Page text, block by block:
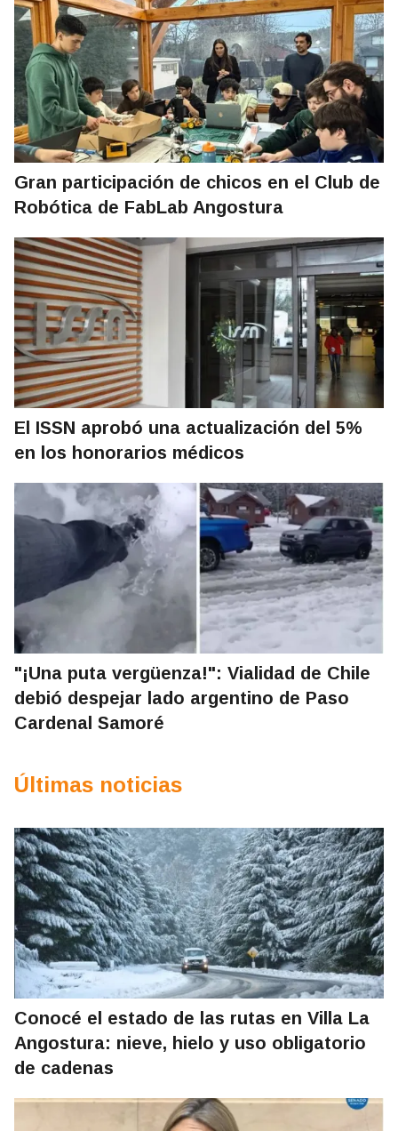
Gran participación de chicos en el Club de
Robótica de FabLab Angostura
El ISSN aprobó una actualización del 5%
en los honorarios médicos
"¡Una puta vergüenza!": Vialidad de Chile
debió despejar lado argentino de Paso
Cardenal Samoré
Últimas noticias
Conocé el estado de las rutas en Villa La
Angostura: nieve, hielo y uso obligatorio
de cadenas